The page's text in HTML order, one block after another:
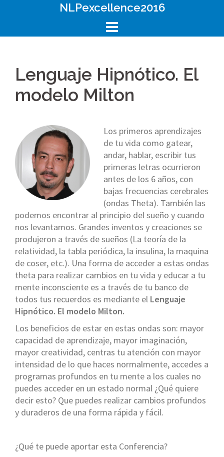
NLPexcellence2016
Lenguaje Hipnótico. El
modelo Milton
Los primeros aprendizajes
de tu vida como gatear,
andar, hablar, escribir tus
primeras letras ocurrieron
antes de los 6 años, con
bajas frecuencias cerebrales
(ondas Theta). También las
podemos encontrar al principio del sueño y cuando
nos levantamos. Grandes inventos y creaciones se
produjeron a través de sueños (La teoría de la
relatividad, la tabla periódica, la insulina, la maquina
de coser, etc.). Una forma de acceder a estas ondas
theta para realizar cambios en tu vida y educar a tu
mente inconsciente es a través de tu banco de
todos tus recuerdos es mediante el Lenguaje
Hipnótico. El modelo Milton.
Los beneficios de estar en estas ondas son: mayor
capacidad de aprendizaje, mayor imaginación,
mayor creatividad, centras tu atención con mayor
intensidad de lo que haces normalmente, accedes a
programas profundos en tu mente a los cuales no
puedes acceder en un estado normal ¿Qué quiere
decir esto? Que puedes realizar cambios profundos
y duraderos de una forma rápida y fácil.
¿Qué te puede aportar esta Conferencia?